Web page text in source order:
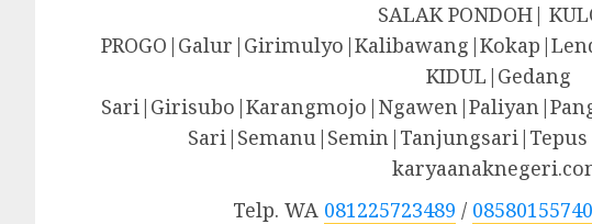
SALAK PONDOH|
KIDUL|Gedang
Telp. WA 081225723489 /